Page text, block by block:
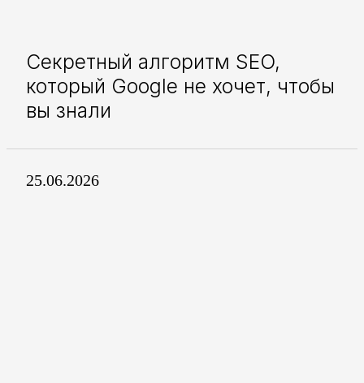
Секретный алгоритм SEO,
который Google не хочет, чтобы
вы знали
25.06.2026